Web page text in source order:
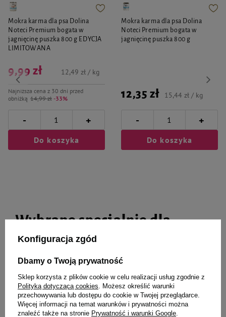
Mokra karma dla psa Dolina
Noteci Premium bogata w
jagnięcinę puszka 800 g EDYCJA
LIMITOWANA
Najniższa cena z 30 dni przed
obniżką 14,99 zł -33%
9,99 zł 12,49 zł / kg
- +
Do koszyka
Mokra karma dla psa Dolina
Noteci Premium bogata w
jagnięcinę puszka 800 g
12,35 zł 15,44 zł / kg
- +
Do koszyka
Wybrane specjalnie dla
Ciebie i Twojego czworonoga
DUVO+ zabawka gumowa piłka z
dzwonkiem 5 cm
Dolina Noteci Szelki dla psa
Guard Classic Kwiatowy Zakątek
M
Konfiguracja zgód
Dbamy o Twoją prywatność
Sklep korzysta z plików cookie w celu realizacji usług zgodnie z
Polityką dotyczącą cookies . Możesz określić warunki
przechowywania lub dostępu do cookie w Twojej przeglądarce.
Więcej informacji na temat warunków i prywatności można
znaleźć także na stronie Prywatność i warunki Google